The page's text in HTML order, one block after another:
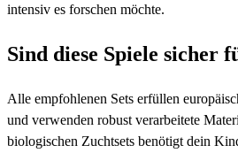
intensiv es forschen möchte.
Sind diese Spiele sicher
Alle empfohlenen Sets erfüllen
und verwenden robust verarbeitete
biologischen Zuchtsets benötigt dein